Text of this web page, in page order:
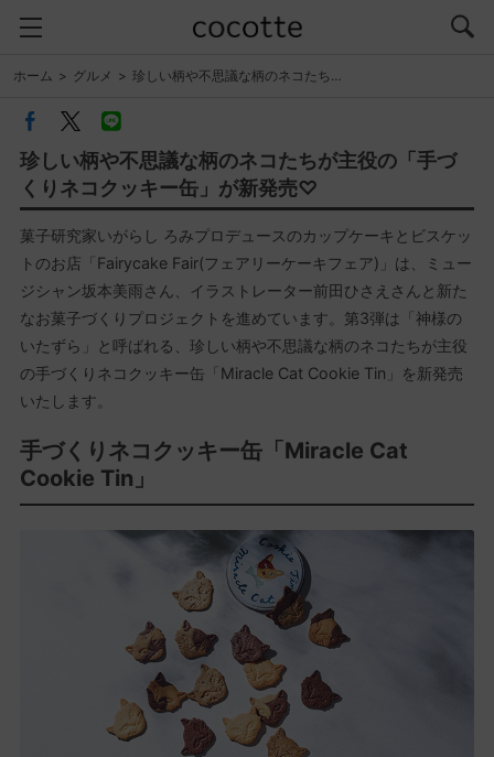
ホーム グルメ 珍しい柄や不思議な柄のネコたち…
珍しい柄や不思議な柄のネコたちが主役の「手づ
くりネコクッキー缶」が新発売♡
菓子研究家いがらし ろみプロデュースのカップケーキとビスケッ
トのお店「Fairycake Fair(フェアリーケーキフェア)」は、ミュー
ジシャン坂本美雨さん、イラストレーター前田ひさえさんと新た
なお菓子づくりプロジェクトを進めています。第3弾は「神様の
いたずら」と呼ばれる、珍しい柄や不思議な柄のネコたちが主役
の手づくりネコクッキー缶「Miracle Cat Cookie Tin」を新発売
いたします。
手づくりネコクッキー缶「Miracle Cat
Cookie Tin」